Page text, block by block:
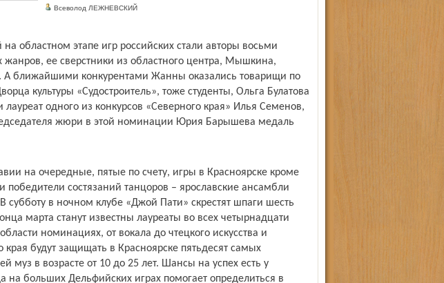
Всеволод ЛЕЖНЕВСКИЙ
областном этапе игр российских стали авторы восьми
жанров, ее сверстники из областного центра, Мышкина,
А ближайшими конкурентами Жанны оказались товарищи по
культуры «Судостроитель», тоже студенты, Ольга Булатова
одного из конкурсов «Северного края» Илья Семенов,
жюри в этой номинации Юрия Барышева медаль
на очередные, пятые по счету, игры в Красноярске кроме
состязаний танцоров – ярославские ансамбли
субботу в ночном клубе «Джой Пати» скрестят шпаги шесть
марта станут известны лауреаты во всех четырнадцати
номинациях, от вокала до чтецкого искусства и
края будут защищать в Красноярске пятьдесят самых
муз в возрасте от 10 до 25 лет. Шансы на успех есть у
на больших Дельфийских играх помогает определиться в